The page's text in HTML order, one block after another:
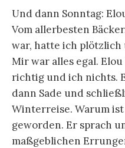
Und dann Sonntag:
Vom allerbesten
war, hatte ich
Mir war alles egal.
richtig und ich nichts.
dann Sade und
Winterreise. Warum
geworden. Er sprach
maßgeblichen